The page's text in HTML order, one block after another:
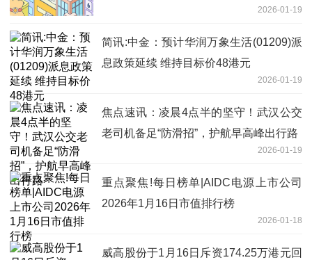
2026-01-19
简讯:中金：预计华润万象生活(01209)派
息政策延续 维持目标价48港元
2026-01-19
焦点速讯：凌晨4点半的坚守！武汉公交
老司机备足“防滑招”，护航早高峰出行路
2026-01-19
重点聚焦!每日榜单|AIDC电源上市公司
2026年1月16日市值排行榜
2026-01-18
威高股份于1月16日斥资174.25万港元回